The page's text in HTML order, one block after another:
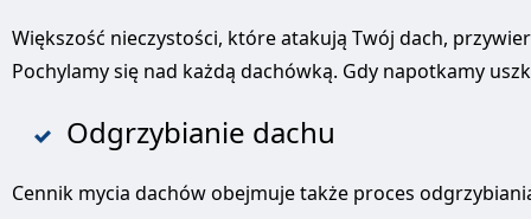
Większość nieczystości, które atakują Twój dach,
Pochylamy się nad każdą dachówką. Gdy napotkamy
Odgrzybianie dachu
Cennik mycia dachów obejmuje także proces